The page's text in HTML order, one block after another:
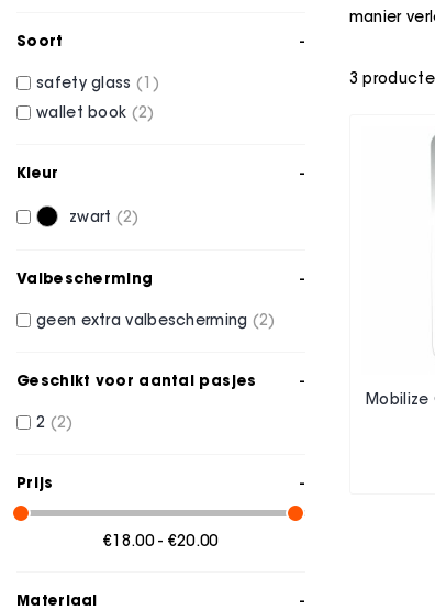
manier
3
Soort
safety glass
1
wallet book
2
Kleur
zwart 2
Valbescherming
geen extra valbescherming 2
Geschikt voor aantal pasjes
2 2
Prijs
€18.00 - €20.00
Materiaal